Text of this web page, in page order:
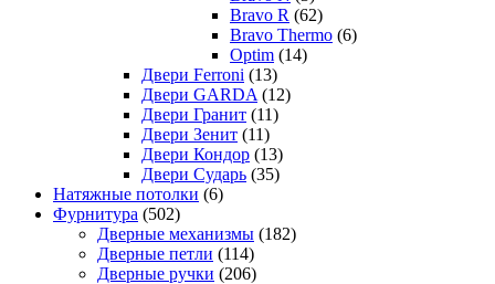
Bravo R (62)
Bravo Thermo (6)
Optim (14)
Двери Ferroni (13)
Двери GARDA (12)
Двери Гранит (11)
Двери Зенит (11)
Двери Кондор (13)
Двери Сударь (35)
Натяжные потолки (6)
Фурнитура (502)
Дверные механизмы (182)
Дверные петли (114)
Дверные ручки (206)